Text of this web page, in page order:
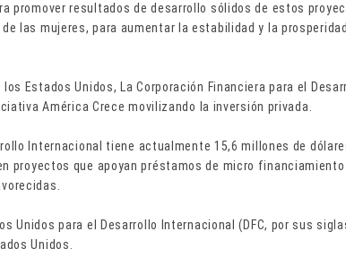
promover resultados de desarrollo sólidos de estos
las mujeres, para aumentar la estabilidad y la
Estados Unidos, La Corporación Financiera para el
América Crece movilizando la inversión privada.
Internacional tiene actualmente 15,6 millones de
proyectos que apoyan préstamos de micro financiamiento
Unidos para el Desarrollo Internacional (DFC, por sus
Unidos.